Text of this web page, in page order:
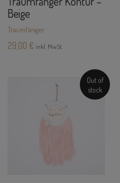
Beige
Traumfänger
29,00 € inkl. MwSt.
Out of
stock